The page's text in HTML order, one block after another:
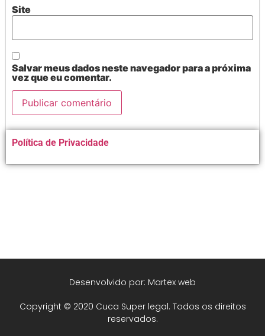
Site
Salvar meus dados neste navegador para a próxima
vez que eu comentar.
Alternative:
Política de Privacidade
Copyright © 2020 Cuca Super legal. Todos os direitos
reservados.
Desenvolvido por: Martex web